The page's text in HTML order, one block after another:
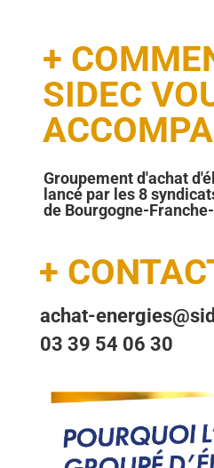
+
SIDEC
Groupement d'achat
lancé par les 8
de Bourgogne-
+
achat-
03 39 54 06 30